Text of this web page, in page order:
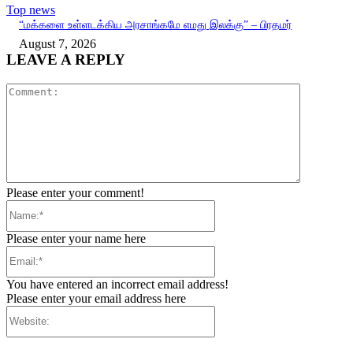
Top news
“மக்களை உள்ளடக்கிய அரசாங்கமே எமது இலக்கு” – பிரதமர்
August 7, 2026
LEAVE A REPLY
Please enter your comment!
Please enter your name here
You have entered an incorrect email address!
Please enter your email address here